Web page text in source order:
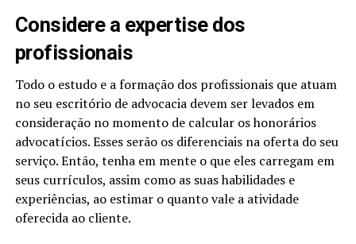
Considere a expertise dos
profissionais
Todo o estudo e a formação dos profissionais que atuam
no seu escritório de advocacia devem ser levados em
consideração no momento de calcular os honorários
advocatícios. Esses serão os diferenciais na oferta do seu
serviço. Então, tenha em mente o que eles carregam em
seus currículos, assim como as suas habilidades e
experiências, ao estimar o quanto vale a atividade
oferecida ao cliente.